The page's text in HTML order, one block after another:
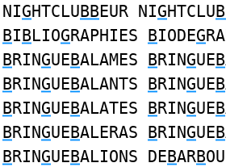
NIGHTCLUBBEUR NIGHTCLU
BIBLIOGRAPHIES BIODEG
BRINGUEBALAMES BRINGUEB
BRINGUEBALANTS BRINGUEB
BRINGUEBALATES BRINGUEB
BRINGUEBALERAS BRINGUEB
BRINGUEBALIONS DEBARB